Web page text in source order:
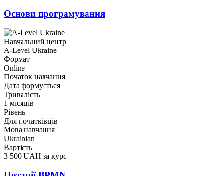
Основи програмування
Навчальний центр
A-Level Ukraine
Формат
Online
Початок навчання
Дата формується
Тривалість
1 місяців
Рівень
Для початківців
Мова навчання
Ukrainian
Вартість
3 500 UAH за курс